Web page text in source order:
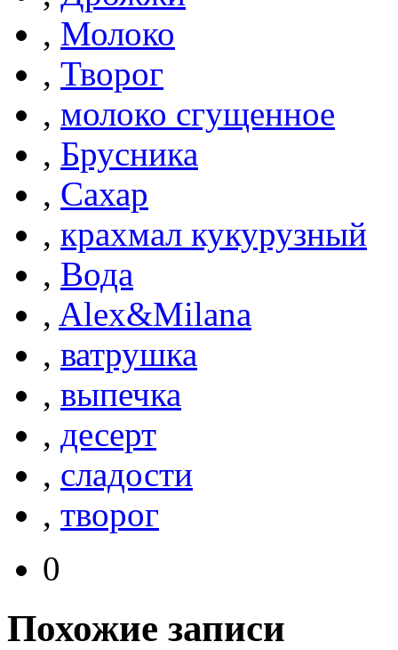
, Молоко
, Творог
, молоко сгущенное
, Брусника
, Сахар
, крахмал кукурузный
, Вода
, Alex&Milana
, ватрушка
, выпечка
, десерт
, сладости
, творог
0
Похожие записи